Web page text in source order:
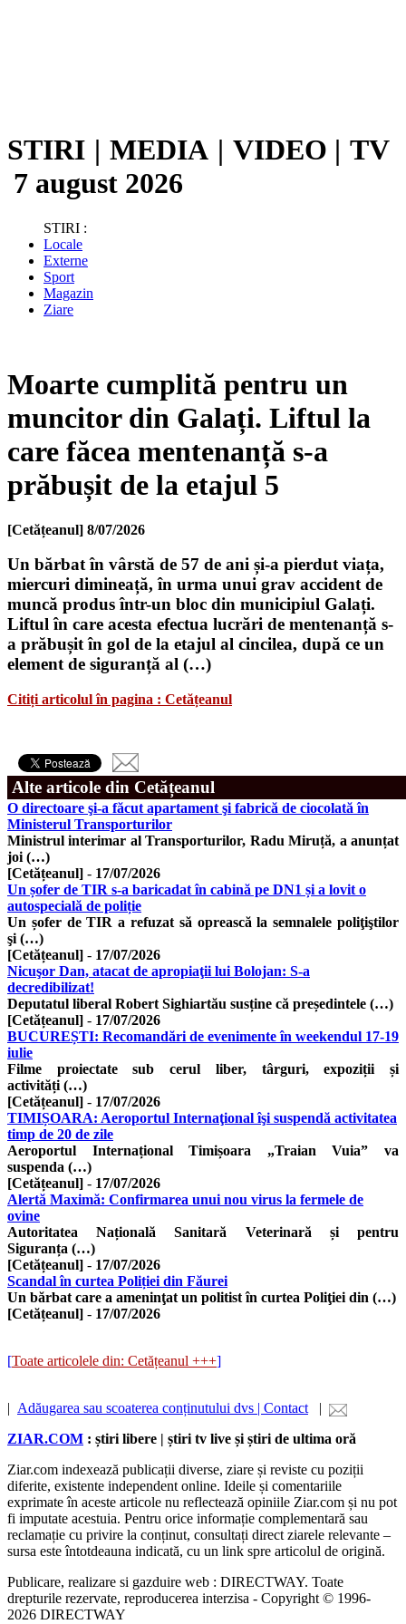
STIRI | MEDIA | VIDEO | TV
7 august 2026
STIRI :
Locale
Externe
Sport
Magazin
Ziare
Moarte cumplită pentru un
muncitor din Galați. Liftul la
care făcea mentenanță s-a
prăbușit de la etajul 5
[Cetățeanul] 8/07/2026
Un bărbat în vârstă de 57 de ani și-a pierdut viața,
miercuri dimineață, în urma unui grav accident de
muncă produs într-un bloc din municipiul Galați.
Liftul în care acesta efectua lucrări de mentenanță s-
a prăbușit în gol de la etajul al cincilea, după ce un
element de siguranță al (…)
Citiți articolul în pagina : Cetățeanul
Alte articole din Cetățeanul
O directoare şi-a făcut apartament şi fabrică de ciocolată în
Ministerul Transporturilor
Ministrul interimar al Transporturilor, Radu Miruță, a anunțat
joi (…)
[Cetățeanul] - 17/07/2026
Un șofer de TIR s-a baricadat în cabină pe DN1 și a lovit o
autospecială de poliție
Un șofer de TIR a refuzat să oprească la semnalele poliţiştilor
şi (…)
[Cetățeanul] - 17/07/2026
Nicuşor Dan, atacat de apropiaţii lui Bolojan: S-a
decredibilizat!
Deputatul liberal Robert Sighiartău susține că președintele (…)
[Cetățeanul] - 17/07/2026
BUCUREȘTI: Recomandări de evenimente în weekendul 17-19
iulie
Filme proiectate sub cerul liber, târguri, expoziții și
activități (…)
[Cetățeanul] - 17/07/2026
TIMIȘOARA: Aeroportul Internaţional îşi suspendă activitatea
timp de 20 de zile
Aeroportul Internațional Timișoara „Traian Vuia” va
suspenda (…)
[Cetățeanul] - 17/07/2026
Alertă Maximă: Confirmarea unui nou virus la fermele de
ovine
Autoritatea Națională Sanitară Veterinară și pentru
Siguranța (…)
[Cetățeanul] - 17/07/2026
Scandal în curtea Poliției din Făurei
Un bărbat care a ameninţat un politist în curtea Poliţiei din (…)
[Cetățeanul] - 17/07/2026
[Toate articolele din: Cetățeanul +++]
| Adăugarea sau scoaterea conținutului dvs | Contact |
ZIAR.COM : știri libere | știri tv live și știri de ultima oră
Ziar.com indexează publicații diverse, ziare și reviste cu poziții
diferite, existente independent online. Ideile și comentariile
exprimate în aceste articole nu reflectează opiniile Ziar.com și nu pot
fi imputate acestuia. Pentru orice informație complementară sau
reclamație cu privire la conținut, consultați direct ziarele relevante –
sursa este întotdeauna indicată, cu un link spre articolul de origină.
Publicare, realizare si gazduire web : DIRECTWAY. Toate
drepturile rezervate, reproducerea interzisa - Copyright © 1996-
2026 DIRECTWAY